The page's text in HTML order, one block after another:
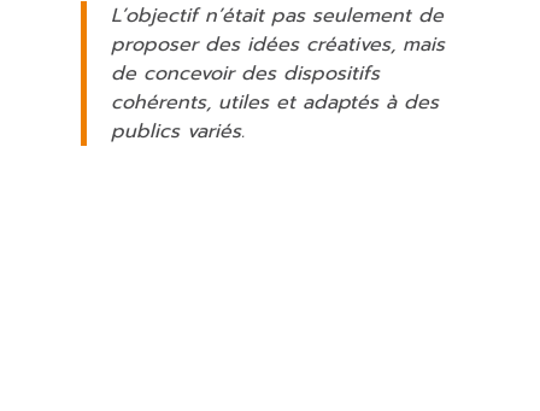
L’objectif n’était pas seulement de
proposer des idées créatives, mais
de concevoir des dispositifs
cohérents, utiles et adaptés à des
publics variés.